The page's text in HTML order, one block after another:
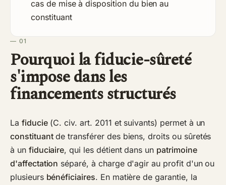
cas de mise à disposition du bien au
constituant
— 01
Pourquoi la fiducie-sûreté
s'impose dans les
financements structurés
La fiducie(C. civ. art. 2011 et suivants) permet à un
constituantde transférer des biens, droits ou sûretés
à un fiduciaire, qui les détient dans un patrimoine
d'affectation séparé, à charge d'agir au profit d'un ou
plusieurs bénéficiaires. En matière de garantie, la